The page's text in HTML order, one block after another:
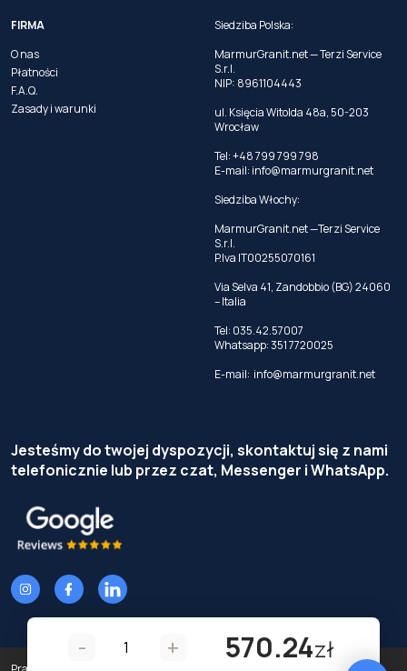
- + 570.24zł
FIRMA
O nas
Płatności
F.A.Q.
Zasady i warunki
Siedziba Polska:
MarmurGranit.net — Terzi Service
S.r.l.
NIP: 8961104443
ul. Księcia Witolda 48a, 50-203
Wrocław
Tel: +48 799 799 798
E-mail: info@marmurgranit.net
Siedziba Włochy:
MarmurGranit.net —Terzi Service
S.r.l.
P.Iva IT00255070161
Via Selva 41, Zandobbio (BG) 24060
– Italia
Tel: 035.42.57007
Whatsapp:351 7720025
E-mail: info@marmurgranit.net
Jesteśmy do twojej dyspozycji, skontaktuj się z nami
telefonicznie lub przez czat, Messenger i WhatsApp.